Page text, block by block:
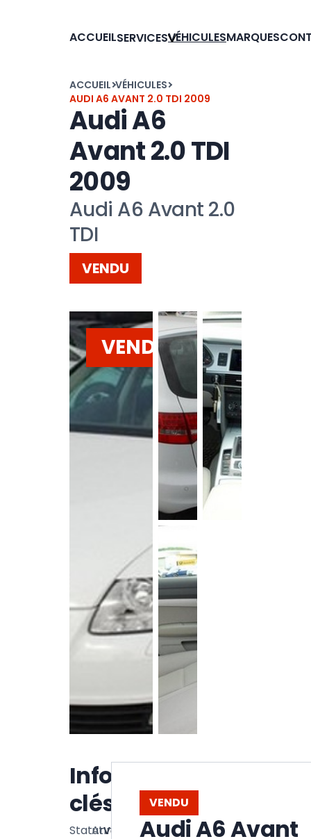
ACCUEILSERVICESVÉHICULESMARQUES
ACCUEIL VÉHICULES
AUDI A6 AVANT 2.0 TDI 2009
Audi A6
Avant 2.0 TDI
2009
Audi A6 Avant 2.0
TDI
VENDU
VENDU
Voir la
Informations
clés
StatutVendu
Année 2009
VENDU
Audi A6 Avant